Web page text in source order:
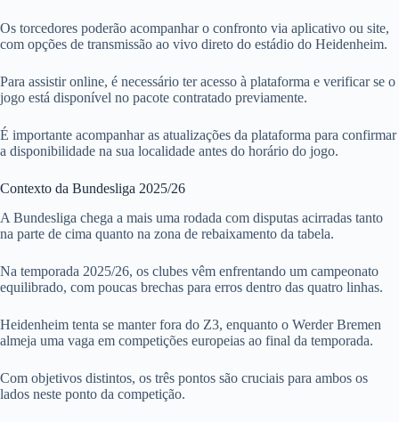
Os torcedores poderão acompanhar o confronto via aplicativo ou site,
com opções de transmissão ao vivo direto do estádio do Heidenheim.
Para assistir online, é necessário ter acesso à plataforma e verificar se o
jogo está disponível no pacote contratado previamente.
É importante acompanhar as atualizações da plataforma para confirmar
a disponibilidade na sua localidade antes do horário do jogo.
Contexto da Bundesliga 2025/26
A Bundesliga chega a mais uma rodada com disputas acirradas tanto
na parte de cima quanto na zona de rebaixamento da tabela.
Na temporada 2025/26, os clubes vêm enfrentando um campeonato
equilibrado, com poucas brechas para erros dentro das quatro linhas.
Heidenheim tenta se manter fora do Z3, enquanto o Werder Bremen
almeja uma vaga em competições europeias ao final da temporada.
Com objetivos distintos, os três pontos são cruciais para ambos os
lados neste ponto da competição.